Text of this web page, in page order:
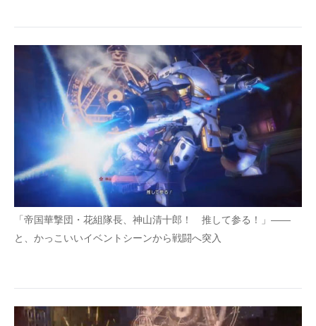
「帝国華撃団・花組隊長、神山清十郎！ 推して参る！」――
と、かっこいいイベントシーンから戦闘へ突入